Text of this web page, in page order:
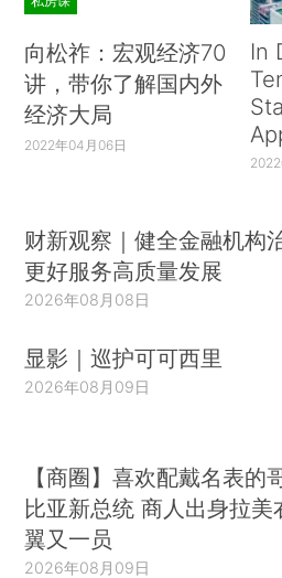
向松祚：宏观经济70
讲，带你了解国内外
经济大局
2022年04月06日
In
财新观察｜健全金融机构
更好服务高质量发展
2026年08月08日
显影｜巡护可可西里
2026年08月09日
【商圈】喜欢配戴名表的
比亚新总统 商人出身拉美
翼又一员
2026年08月09日